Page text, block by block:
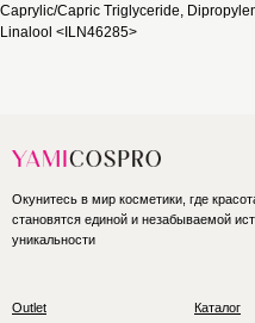
Caprylic/Capric Triglyceride,
Linalool <ILN46285>
Outlet
Окунитесь в мир косметики, где
становятся единой и незабываемой
уникальности
Каталог